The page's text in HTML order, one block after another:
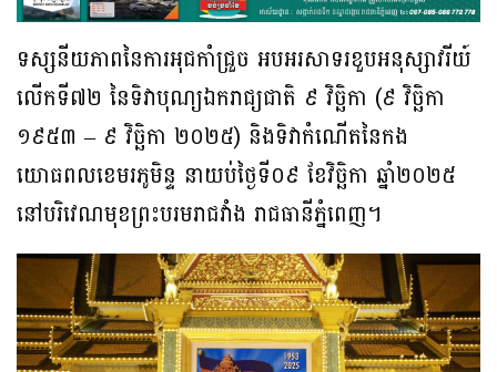
ទស្សនីយភាពនៃការអុជកាំជ្រួច អបអរសាទរខួបអនុស្សាវរីយ៍
លើកទី៧២ នៃទិវាបុណ្យឯករាជ្យជាតិ ៩ វិច្ឆិកា (៩ វិច្ឆិកា
១៩៥៣ – ៩ វិច្ឆិកា ២០២៥) និងទិវាកំណើតនៃកង
យោធពលខេមរភូមិន្ទ នាយប់ថ្ងៃទី០៩ ខែវិច្ឆិកា ឆ្នាំ២០២៥
នៅបរិវេណមុខព្រះបរមរាជវាំង រាជធានីភ្នំពេញ។